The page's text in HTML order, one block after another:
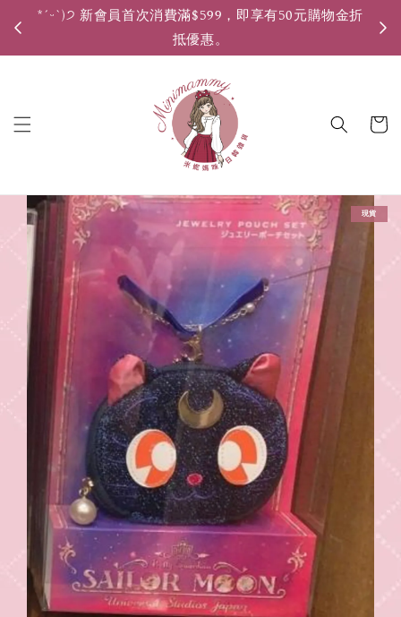
*ˊᵕˋ)੭ 新會員首次消費滿$599，即享有50元購物金折
抵優惠。
現貨